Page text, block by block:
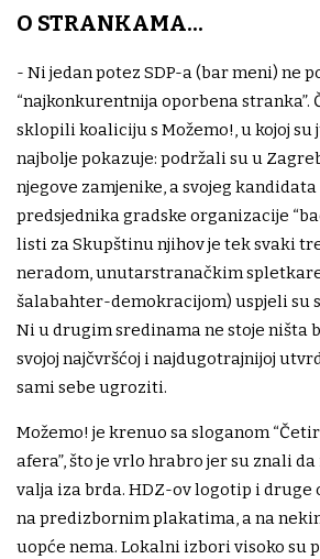
O STRANKAMA...
- Ni jedan potez SDP-a (bar meni) ne
“najkonkurentnija oporbena stranka”.
sklopili koaliciju s Možemo!, u kojoj
najbolje pokazuje: podržali su u
njegove zamjenike, a svojeg
predsjednika gradske organizacije
listi za Skupštinu njihov je tek svaki
neradom, unutarstranačkim
šalabahter-demokracijom) uspjeli su
Ni u drugim sredinama ne stoje ništa
svojoj najčvršćoj i najdugotrajnijoj
sami sebe ugroziti.
Možemo! je krenuo sa sloganom
afera”, što je vrlo hrabro jer su znali
valja iza brda. HDZ-ov logotip i druge
na predizbornim plakatima, a na
uopće nema. Lokalni izbori visoko su